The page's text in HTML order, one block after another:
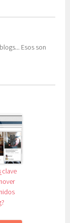
Esos son